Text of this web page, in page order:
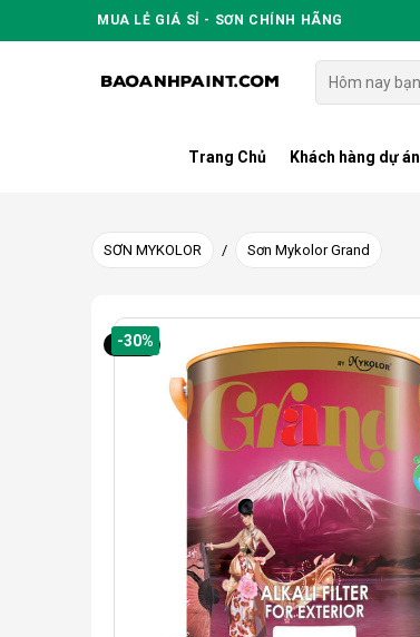
to
MUA LẺ GIÁ SỈ - SƠN CHÍNH HÃNG
Tìm
kiếm:
Trang Chủ Khách hàng dự án
SƠN MYKOLOR / Sơn Mykolor Grand
-30%